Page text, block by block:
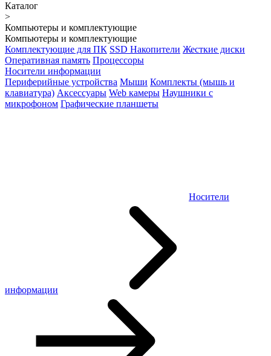
Каталог
>
Компьютеры и комплектующие
Компьютеры и комплектующие
Комплектующие для ПК SSD Накопители Жесткие диски
Оперативная память Процессоры
Носители информации
Периферийные устройства Мыши Комплекты (мышь и
клавиатура) Аксессуары Web камеры Наушники с
микрофоном Графические планшеты
Носители
информации